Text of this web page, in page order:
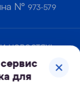
для
№973-579
новостях: